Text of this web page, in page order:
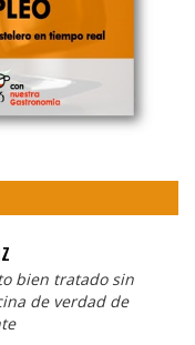
bien tratado sin
de verdad de